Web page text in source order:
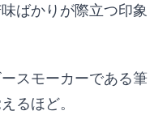
ばかりが際立つ印象
スモーカーである筆
るほど。